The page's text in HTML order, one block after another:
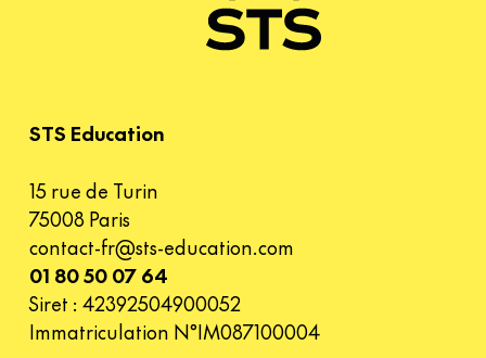
STS Education
15 rue de Turin
75008 Paris
contact-fr@sts-education.com
01 80 50 07 64
Siret : 42392504900052
Immatriculation N°IM087100004